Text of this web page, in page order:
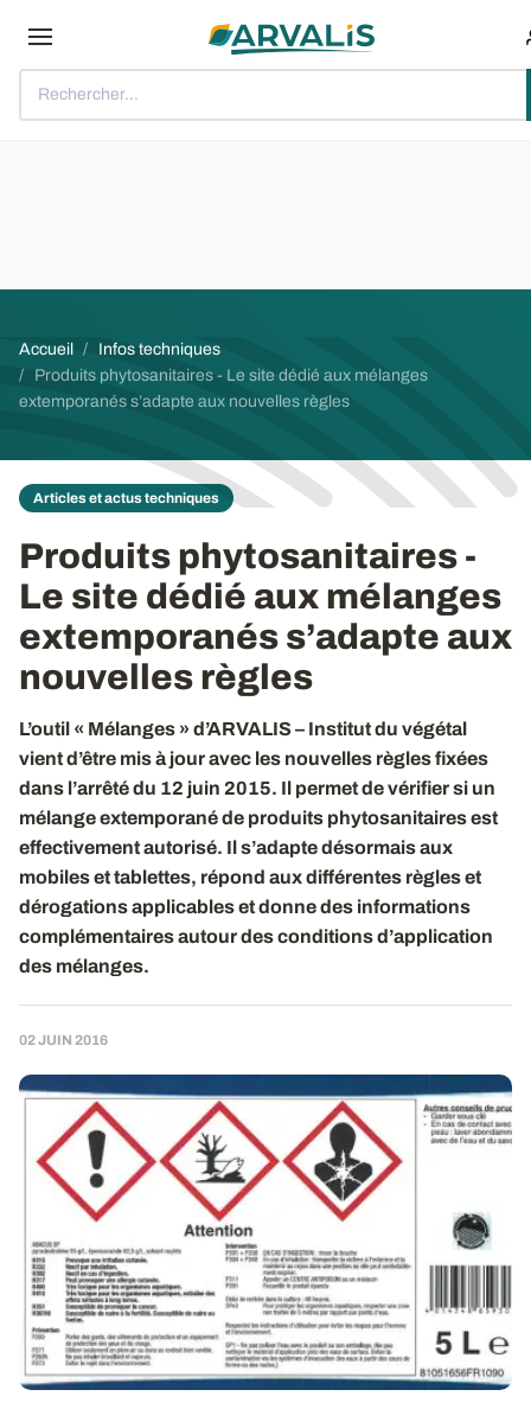
Rechercher...
Fil d'Ariane
Accueil
Infos techniques
Produits phytosanitaires - Le site dédié aux mélanges
extemporanés s’adapte aux nouvelles règles
Articles et actus techniques
Produits phytosanitaires -
Le site dédié aux mélanges
extemporanés s’adapte aux
nouvelles règles
L’outil « Mélanges » d’ARVALIS – Institut du végétal
vient d’être mis à jour avec les nouvelles règles fixées
dans l’arrêté du 12 juin 2015. Il permet de vérifier si un
mélange extemporané de produits phytosanitaires est
effectivement autorisé. Il s’adapte désormais aux
mobiles et tablettes, répond aux différentes règles et
dérogations applicables et donne des informations
complémentaires autour des conditions d’application
des mélanges.
02 JUIN 2016